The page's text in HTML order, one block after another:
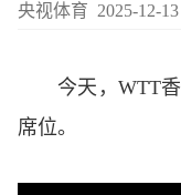
央视体育 2025-12-13
今天，WTT
席位。